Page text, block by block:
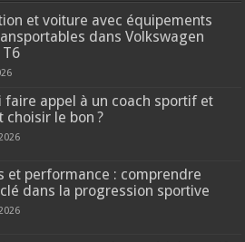
et voiture avec équipements
dans Volkswagen
faire appel à un coach sportif et
choisir le bon ?
et performance : comprendre
dans la progression sportive